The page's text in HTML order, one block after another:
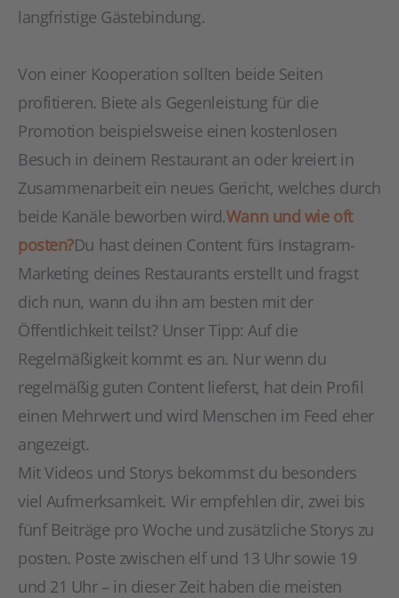
langfristige Gästebindung.
Von einer Kooperation sollten beide Seiten
profitieren. Biete als Gegenleistung für die
Promotion beispielsweise einen kostenlosen
Besuch in deinem Restaurant an oder kreiert in
Zusammenarbeit ein neues Gericht, welches durch
beide Kanäle beworben wird.Wann und wie oft
posten?Du hast deinen Content fürs Instagram-
Marketing deines Restaurants erstellt und fragst
dich nun, wann du ihn am besten mit der
Öffentlichkeit teilst? Unser Tipp: Auf die
Regelmäßigkeit kommt es an. Nur wenn du
regelmäßig guten Content lieferst, hat dein Profil
einen Mehrwert und wird Menschen im Feed eher
angezeigt.
Mit Videos und Storys bekommst du besonders
viel Aufmerksamkeit. Wir empfehlen dir, zwei bis
fünf Beiträge pro Woche und zusätzliche Storys zu
posten. Poste zwischen elf und 13 Uhr sowie 19
und 21 Uhr – in dieser Zeit haben die meisten